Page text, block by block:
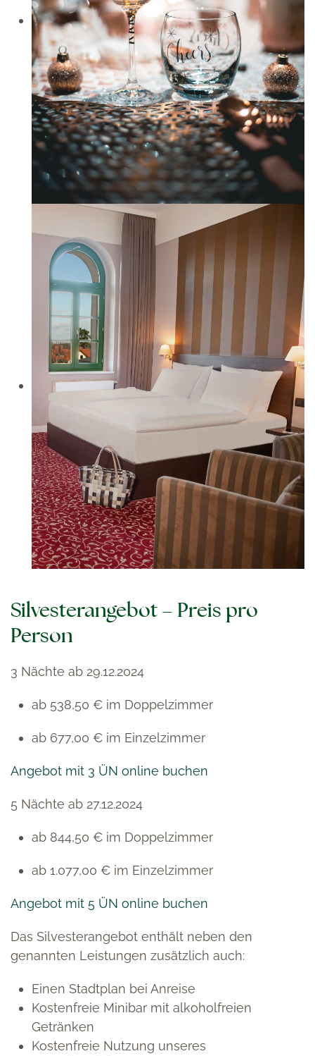
Silvesterangebot – Preis pro
Person
3 Nächte ab 29.12.2024
ab 538,50 € im Doppelzimmer
ab 677,00 € im Einzelzimmer
Angebot mit 3 ÜN online buchen
5 Nächte ab 27.12.2024
ab 844,50 € im Doppelzimmer
ab 1.077,00 € im Einzelzimmer
Angebot mit 5 ÜN online buchen
Das Silvesterangebot enthält neben den
genannten Leistungen zusätzlich auch:
Einen Stadtplan bei Anreise
Kostenfreie Minibar mit alkoholfreien
Getränken
Kostenfreie Nutzung unseres